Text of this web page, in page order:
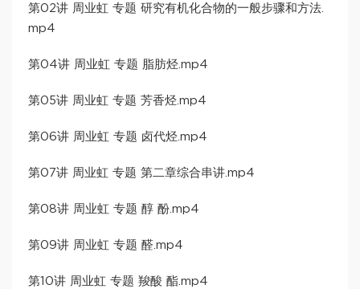
第02讲 周业虹 专题 研究有机化合物的一般步骤和方法.
mp4
第04讲 周业虹 专题 脂肪烃.mp4
第05讲 周业虹 专题 芳香烃.mp4
第06讲 周业虹 专题 卤代烃.mp4
第07讲 周业虹 专题 第二章综合串讲.mp4
第08讲 周业虹 专题 醇 酚.mp4
第09讲 周业虹 专题 醛.mp4
第10讲 周业虹 专题 羧酸 酯.mp4